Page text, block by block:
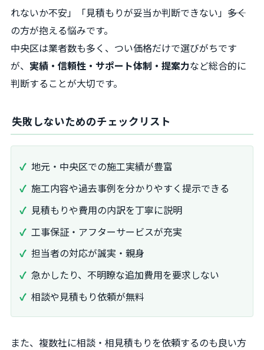
れないか不安」「見積もりが妥当か判断できない」――多く
の方が抱える悩みです。
中央区は業者数も多く、つい価格だけで選びがちです
が、 実績・信頼性・サポート体制・提案力など総合的に
判断することが大切です。
失敗しないためのチェックリスト
地元・中央区での施工実績が豊富
施工内容や過去事例を分かりやすく提示できる
見積もりや費用の内訳を丁寧に説明
工事保証・アフターサービスが充実
担当者の対応が誠実・親身
急かしたり、不明瞭な追加費用を要求しない
相談や見積もり依頼が無料
また、複数社に相談・相見積もりを依頼するのも良い方